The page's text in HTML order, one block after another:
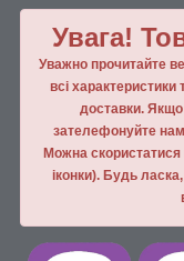
Увага!
Уважно прочитайте
всі характеристики
доставки.
зателефонуйте
Можна скористатися
іконки). Будь